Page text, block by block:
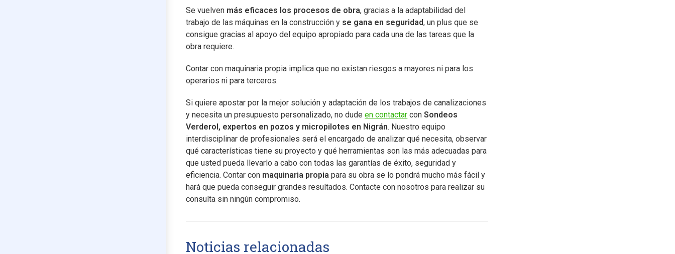
Se vuelven más eficaces los procesos de obra, gracias a la adaptabilidad del
trabajo de las máquinas en la construcción y se gana en seguridad, un plus que se
consigue gracias al apoyo del equipo apropiado para cada una de las tareas que la
obra requiere.
Contar con maquinaria propia implica que no existan riesgos a mayores ni para los
operarios ni para terceros.
Si quiere apostar por la mejor solución y adaptación de los trabajos de canalizaciones
y necesita un presupuesto personalizado, no dudeen contactar conSondeos
Verderol, expertos en pozos y micropilotes en Nigrán. Nuestro equipo
interdisciplinar de profesionales será el encargado de analizar qué necesita, observar
qué características tiene su proyecto y qué herramientas son las más adecuadas para
que usted pueda llevarlo a cabo con todas las garantías de éxito, seguridad y
eficiencia. Contar con maquinaria propiapara su obra se lo pondrá mucho más fácil y
hará que pueda conseguir grandes resultados. Contacte con nosotros para realizar su
consulta sin ningún compromiso.
Noticias relacionadas